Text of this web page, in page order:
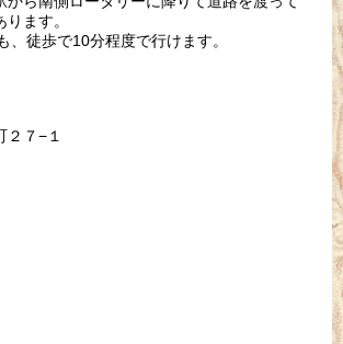
ます。
、徒歩で10分程度で行けます。
７−１